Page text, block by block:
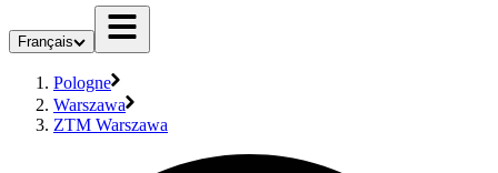
Français
Pologne
Warszawa
ZTM Warszawa